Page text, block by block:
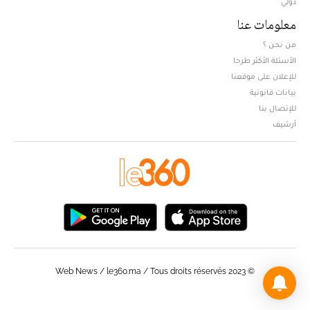
معلومات عنا
من نحن ؟
الأسئلة الأكثر طرحا
للإعلان على موقعنا
بيانات قانونية
للإتصال بنا
أرشيف
© Web News / le360.ma / Tous droits réservés 2023